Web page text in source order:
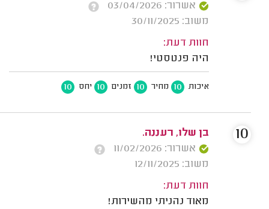
אשרור: 03/04/2026
משוב: 30/11/2025
חוות דעת:
היה פנטסטי!
איכות 10 מחיר 10 זמנים 10 יחס 10
בן שלו, רעננה.
אשרור: 11/02/2026
משוב: 12/11/2025
חוות דעת:
מאוד נהניתי מהשירות!
10